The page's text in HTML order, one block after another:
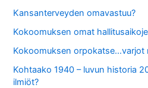
Kansanterveyden omavastuu?
Kokoomuksen omat
Kokoomuksen orpokatse…varjot
Kohtaako 1940 – luvun historia
ilmiöt?